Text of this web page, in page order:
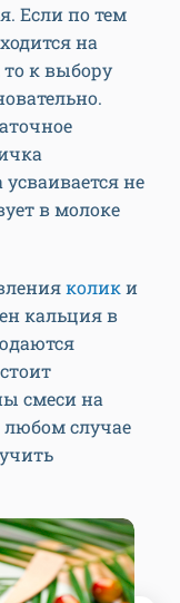
Если по тем
на
то к выбору
не
в молоке
колики
кальция в
смеси на
любом случае